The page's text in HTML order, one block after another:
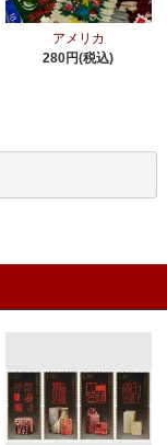
アメリカ
280円(税込)